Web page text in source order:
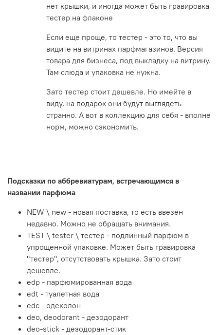
нет крышки, и иногда может быть гравировка
тестер на флаконе
Если еще проще, то тестер - это то, что вы
видите на витринах парфмагазинов. Версия
товара для бизнеса, под выкладку на витрину.
Там слюда и упаковка не нужна.
Зато тестер стоит дешевле. Но имейте в
виду, на подарок они будут выглядеть
странно. А вот в коллекцию для себя - вполне
норм, можно сэкономить.
Подсказки по аббревиатурам, встречающимся в
названии парфюма
NEW \ new - новая поставка, то есть ввезен
недавно. Можно не обращать внимания.
TEST \ tester \ тестер - подлинный парфюм в
упрощенной упаковке. Может быть гравировка
"тестер", отсутствовать крышка. Зато стоит
дешевле.
edp - парфюмированная вода
edt - туалетная вода
edc - одеколон
deo, deodorant - дезодорант
deo-stick - дезодорант-стик